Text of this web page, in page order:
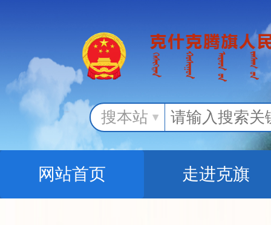
搜本站
网站首页 走进克旗